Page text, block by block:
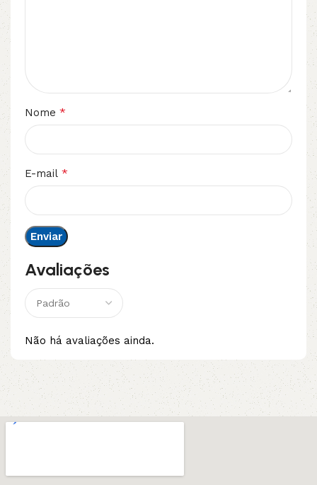
Avaliações
Não há avaliações ainda.
Nome *
E-mail *